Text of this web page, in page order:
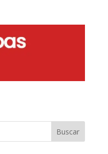
Buscar